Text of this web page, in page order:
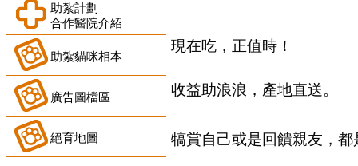
助紮計劃
合作醫院介紹
助紮貓咪相本
廣告圖檔區
絕育地圖
現在吃，正值時！
收益助浪浪，產地直送。
犒賞自己或是回饋親友，